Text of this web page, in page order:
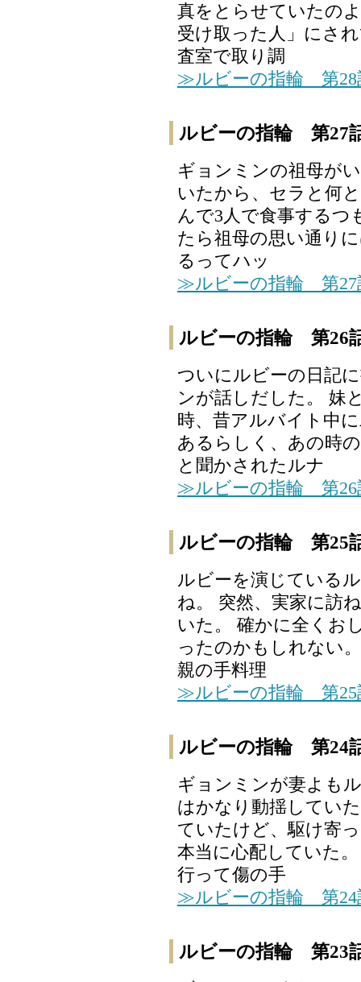
真をとらせていたの
受け取った人」にさ
査室で取り調
≫ルビーの指輪 第28
ルビーの指輪 第27
ギョンミンの祖母が
いたから、セラと何
んで3人で食事するつ
たら祖母の思い通り
るってハッ
≫ルビーの指輪 第27
ルビーの指輪 第26
ついにルビーの日記
ンが話しだした。 妹
時、昔アルバイト中
あるらしく、あの時
と聞かされたルナ
≫ルビーの指輪 第26
ルビーの指輪 第25
ルビーを演じている
ね。 突然、実家に訪
いた。 確かに全くお
ったのかもしれない
親の手料理
≫ルビーの指輪 第25
ルビーの指輪 第24
ギョンミンが妻よも
はかなり動揺してい
ていたけど、駆け寄
本当に心配していた
行って傷の手
≫ルビーの指輪 第24
ルビーの指輪 第23